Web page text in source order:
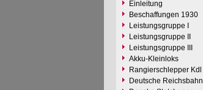
Einleitung
Beschaffungen 1930
Leistungsgruppe I
Leistungsgruppe II
Leistungsgruppe III
Akku-Kleinloks
Rangierschlepper Kdl
Deutsche Reichsbahn